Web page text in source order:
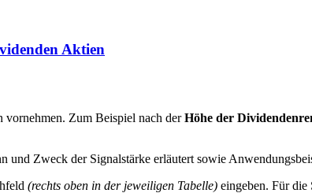
Aktien
vornehmen. Zum Beispiel nach derHöhe der
und Zweck der Signalstärke erläutert sowie
(rechts oben in der jeweiligen Tabelle) eingeben. Für die